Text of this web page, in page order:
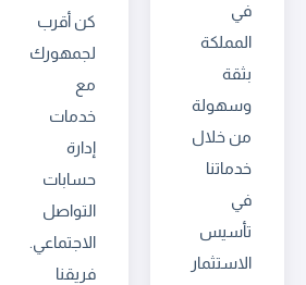
في
المملكة
بثقة
وسهولة
من خلال
خدماتنا
في
تأسيس
الاستثمار
كن أقرب
لجمهورك
مع
خدمات
إدارة
حسابات
التواصل
الاجتماعي.
فريقنا